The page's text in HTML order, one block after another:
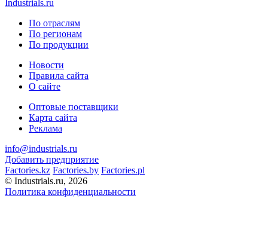
Industrials.ru
По отраслям
По регионам
По продукции
Новости
Правила сайта
О сайте
Оптовые поставщики
Карта сайта
Реклама
info@industrials.ru
Добавить предприятие
Factories.kz Factories.by Factories.pl
© Industrials.ru, 2026
Политика конфиденциальности